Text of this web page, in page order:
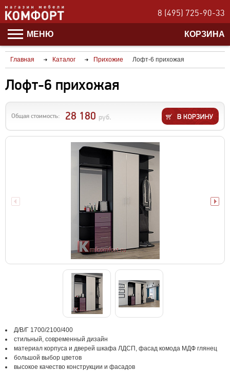
8 (495) 725-90-33
МЕНЮ КОРЗИНА
Главная Каталог Прихожие Лофт-6 прихожая
Лофт-6 прихожая
Общая стоимость: 28 180 руб.
Д/В/Г 1700/2100/400
стильный, современный дизайн
материал корпуса и дверей шкафа ЛДСП, фасад комода МДФ глянец
большой выбор цветов
высокое качество конструкции и фасадов